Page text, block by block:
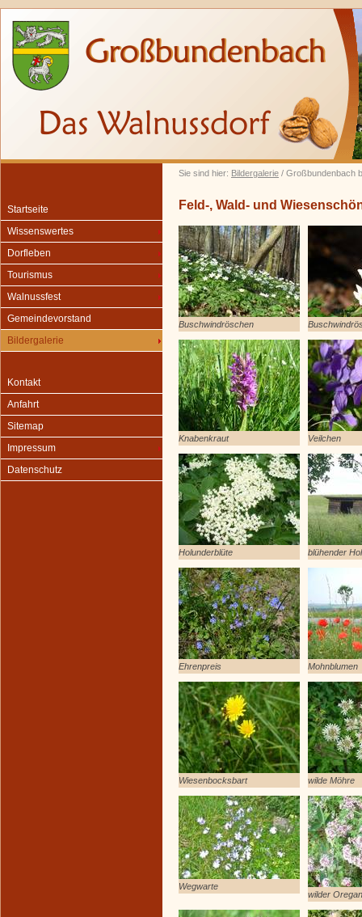
Sie sind hier: Bildergalerie / Großbundenbach
Startseite
Wissenswertes
Dorfleben
Tourismus
Walnussfest
Gemeindevorstand
Bildergalerie
Kontakt
Anfahrt
Sitemap
Impressum
Datenschutz
Feld-, Wald- und
Buschwindröschen
Knabenkraut Veilchen
Holunderblüte blühender
Ehrenpreis Mohnblumen
Wiesenbocksbart wilde Möhre
Wegwarte
wilder